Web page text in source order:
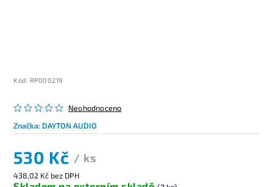
Kód: RP000219
Neohodnoceno
Značka: DAYTON AUDIO
530 Kč / ks
438,02 Kč bez DPH